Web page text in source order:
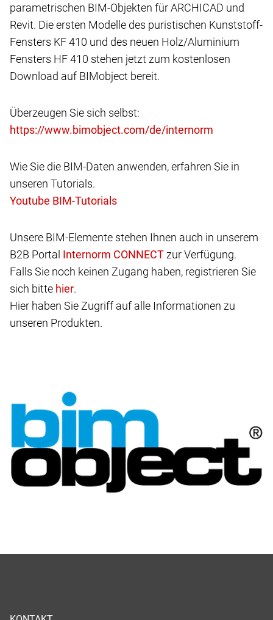
parametrischen BIM-Objekten für ARCHICAD und
Revit. Die ersten Modelle des puristischen Kunststoff-
Fensters KF 410 und des neuen Holz/Aluminium
Fensters HF 410 stehen jetzt zum kostenlosen
Download auf BIMobject bereit.
Überzeugen Sie sich selbst:
Wie Sie die BIM-Daten anwenden, erfahren Sie in
unseren Tutorials.
Unsere BIM-Elemente stehen Ihnen auch in unserem
B2B Portal
zur Verfügung.
Falls Sie noch keinen Zugang haben, registrieren Sie
sich bitte
.
Hier haben Sie Zugriff auf alle Informationen zu
unseren Produkten.